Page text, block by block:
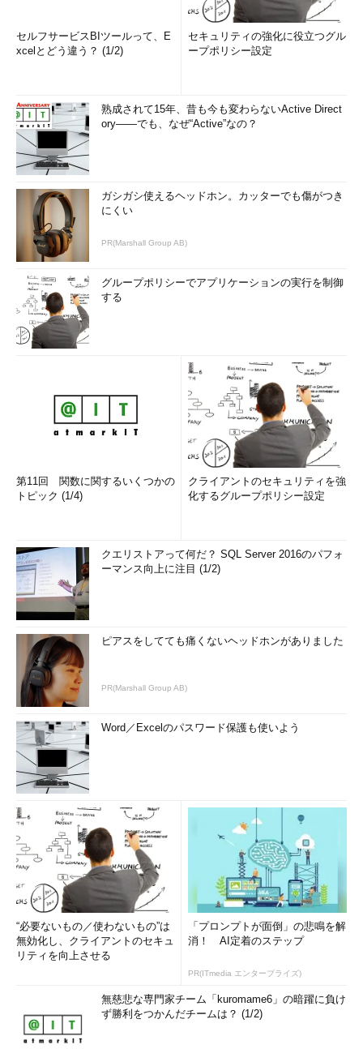
セルフサービスBIツールって、E
xcelとどう違う？ (1/2)
セキュリティの強化に役立つグル
ープポリシー設定
熟成されて15年、昔も今も変わらないActive Direct
ory――でも、なぜ“Active”なの？
ガシガシ使えるヘッドホン。カッターでも傷がつき
にくい
PR(Marshall Group AB)
グループポリシーでアプリケーションの実行を制御
する
第11回 関数に関するいくつかの
トピック (1/4)
クライアントのセキュリティを強
化するグループポリシー設定
クエリストアって何だ？ SQL Server 2016のパフォ
ーマンス向上に注目 (1/2)
ピアスをしてても痛くないヘッドホンがありました
PR(Marshall Group AB)
Word／Excelのパスワード保護も使いよう
“必要ないもの／使わないもの”は
無効化し、クライアントのセキュ
リティを向上させる
「プロンプトが面倒」の悲鳴を解
消！ AI定着のステップ
PR(ITmedia エンタープライズ)
無慈悲な専門家チーム「kuromame6」の暗躍に負け
ず勝利をつかんだチームは？ (1/2)